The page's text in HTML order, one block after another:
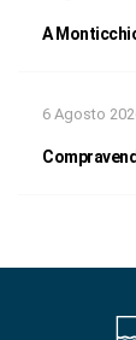
A
6 Agosto